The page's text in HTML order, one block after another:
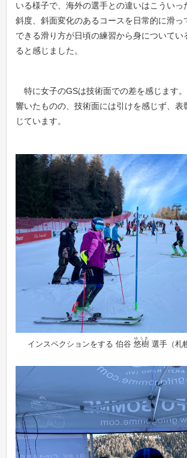
いる様子で、海外の選手との違いはこういっ
斜度、斜面変化のあるコースを日常的に滑っ
できる滑り方が日頃の練習から身についてい
ると感じました。
特に女子のGSは技術面での差を感じます
響いたものの、技術面には引けを感じず、表
じています。
インスペクションをする 伯谷 悠樹
ゆうき
選手（札